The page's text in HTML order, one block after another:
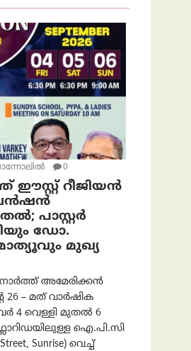
0
ഈസ്റ്റ് റീജിയൻ
പാസ്റ്റർ
ഡോ.
മുഖ്യ
അമേരിക്കൻ
26 – മത് വാർഷിക
4 വെള്ളി മുതൽ 6
ഐ.പി.സി
Sunrise) വെച്ച്